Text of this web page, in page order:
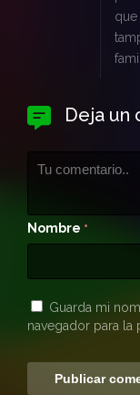
Deja un
Nombre *
Guarda mi
navegador para la